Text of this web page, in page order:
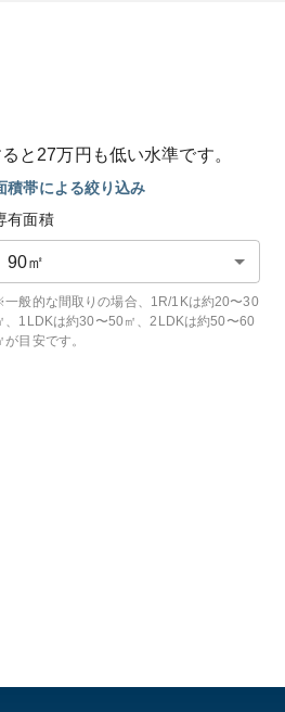
と 27万円も低い水準です。
積帯による絞り込み
有面積
90㎡
般的な間取りの場合、1R/1Kは約20〜30
、1LDKは約30〜50㎡、2LDKは約50〜60
が目安です。